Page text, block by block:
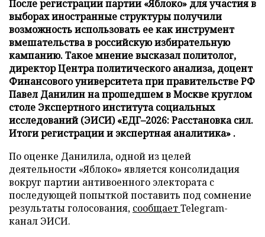
После регистрации партии «Яблоко» для участия в
выборах иностранные структуры получили
возможность использовать ее как инструмент
вмешательства в российскую избирательную
кампанию. Такое мнение высказал политолог,
директор Центра политического анализа, доцент
Финансового университета при правительстве РФ
Павел Данилин на прошедшем в Москве круглом
столе Экспертного института социальных
исследований (ЭИСИ) «ЕДГ–2026: Расстановка сил.
Итоги регистрации и экспертная аналитика» .
По оценке Данилила, одной из целей
деятельности «Яблоко» является консолидация
вокруг партии антивоенного электората с
последующей попыткой поставить под сомнение
результаты голосования, сообщаетTelegram-
канал ЭИСИ.